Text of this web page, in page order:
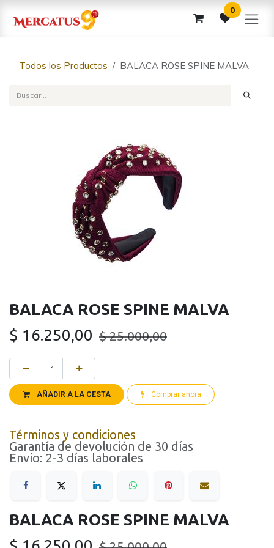
0
Todos los Productos BALACA ROSE SPINE MALVA
BALACA ROSE SPINE MALVA
$ 16.250,00 $25.000,00
AÑADIR A LA CESTA Comprar ahora
Términos y condiciones
Garantía de devolución de 30 días
Envío: 2-3 días laborales
BALACA ROSE SPINE MALVA